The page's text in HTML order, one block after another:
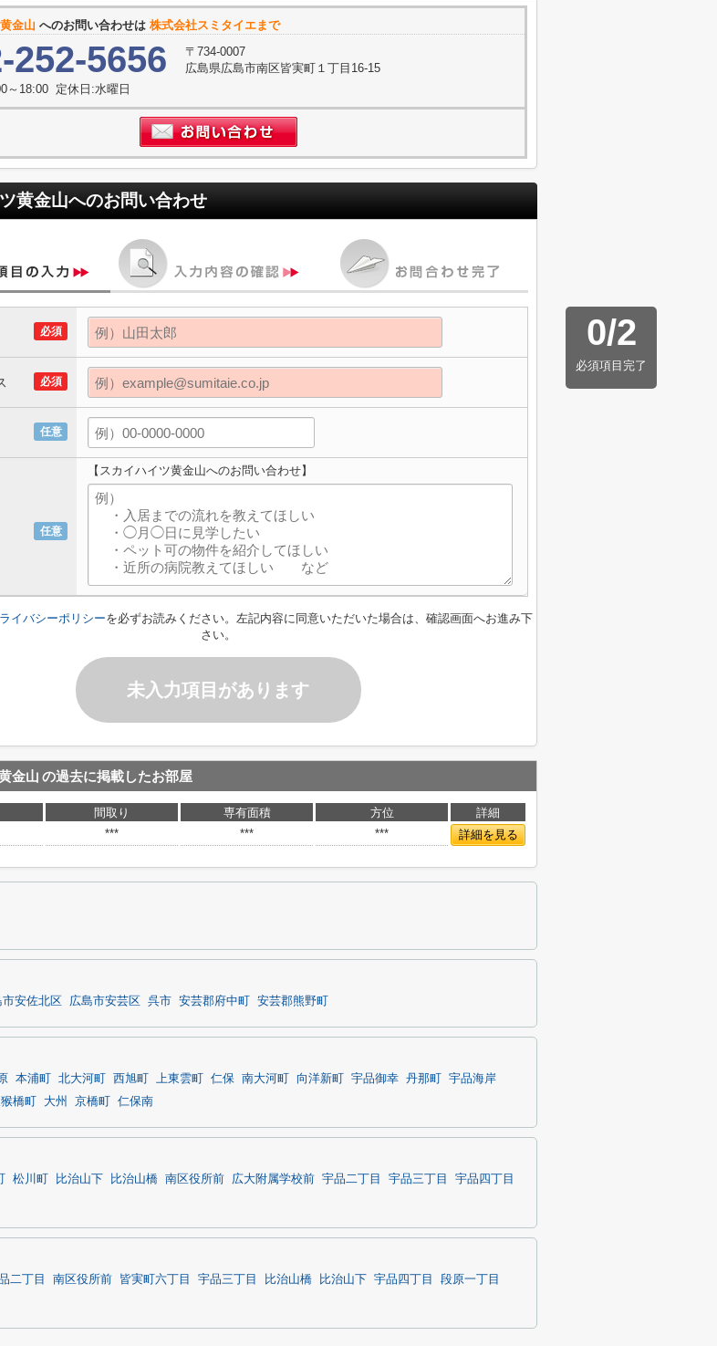
金山 へのお問い合わせは 株式会社スミタイエまで
5656
〒734-0007
広島県広島市南区皆実町１丁目16-15
～18:00 定休日:水曜日
黄金山へのお問い合わせ
0/2
必須項目完了
必須
必須
任意
任意
【スカイハイツ黄金山へのお問い合わせ】
イバシーポリシーを必ずお読みください。左記内容に同意いただいた場合は、確認画面へお進み下
さい。
未入力項目があります
金山 の過去に掲載したお部屋
間取り 専有面積 方位
詳細
*** *** *** 詳細を見る
市安佐北区 広島市安芸区 呉市 安芸郡府中町 安芸郡熊野町
本浦町 北大河町 西旭町 上東雲町 仁保 南大河町 向洋新町 宇品御幸 丹那町
宇品海岸
橋町 大州 京橋町 仁保南
松川町 比治山下 比治山橋 南区役所前 広大附属学校前 宇品二丁目 宇品三丁目
宇品四丁目
二丁目 南区役所前 皆実町六丁目 宇品三丁目 比治山橋 比治山下 宇品四丁目
段原一丁目